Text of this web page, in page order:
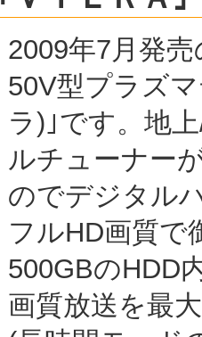
2009年7月発
50V型プラズ
ラ)｣です。地
ルチューナー
のでデジタル
フルHD画質で
500GBのHDD
画質放送を最